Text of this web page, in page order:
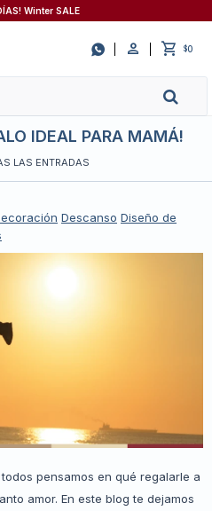
Winter SALE
 $0
IDEAL PARA MAMÁ!
LAS ENTRADAS
Descanso Diseño de
pensamos en qué regalarle a
amor. En este blog te dejamos